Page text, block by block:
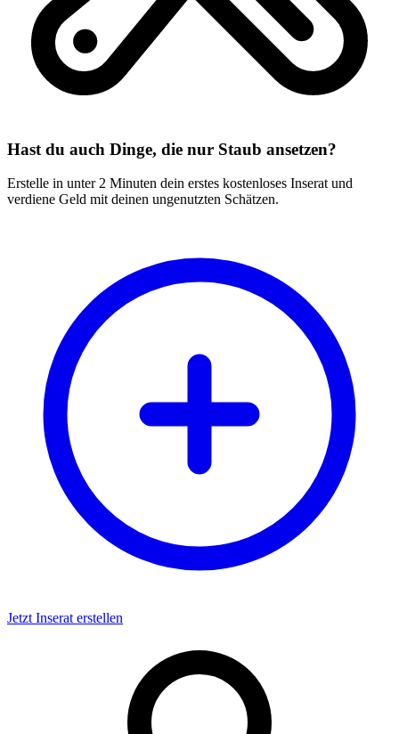
Hast du auch Dinge, die nur Staub ansetzen?
Erstelle in unter 2 Minuten dein erstes kostenloses Inserat und
verdiene Geld mit deinen ungenutzten Schätzen.
Jetzt Inserat erstellen